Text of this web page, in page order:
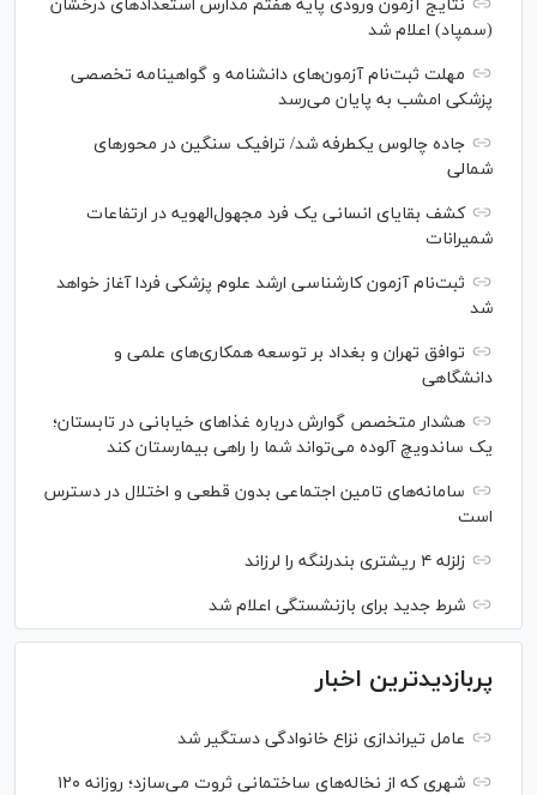
نتایج آزمون ورودی پایه هفتم مدارس استعدادهای درخشان
(سمپاد) اعلام شد
مهلت ثبت‌نام آزمون‌های دانشنامه و گواهینامه تخصصی
پزشکی امشب به پایان می‌رسد
جاده چالوس یکطرفه شد/ ترافیک سنگین در محورهای
شمالی
کشف بقایای انسانی یک فرد مجهول‌الهویه در ارتفاعات
شمیرانات
ثبت‌نام آزمون کارشناسی ارشد علوم پزشکی فردا آغاز خواهد
شد
توافق تهران و بغداد بر توسعه همکاری‌های علمی و
دانشگاهی
هشدار متخصص گوارش درباره غذا‌های خیابانی در تابستان؛
یک ساندویچ آلوده می‌تواند شما را راهی بیمارستان کند
سامانه‌های تامین اجتماعی بدون قطعی و اختلال در دسترس
است
زلزله ۴ ریشتری بندرلنگه را لرزاند
شرط جدید برای بازنشستگی اعلام شد
پربازدیدترین اخبار
عامل تیراندازی نزاع خانوادگی دستگیر شد
شهری که از نخاله‌های ساختمانی ثروت می‌سازد؛ روزانه ۱۲۰